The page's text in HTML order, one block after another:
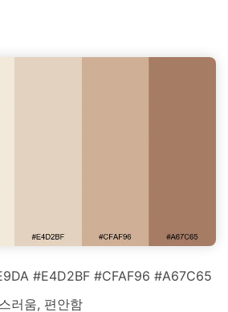
#E4D2BF #CFAF96 #A67C65
러움, 편안함